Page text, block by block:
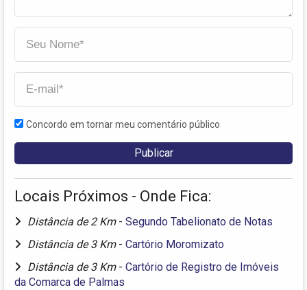
Concordo em tornar meu comentário público
Locais Próximos - Onde Fica:
Distância de 2 Km - Segundo Tabelionato de Notas
Distância de 3 Km - Cartório Moromizato
Distância de 3 Km - Cartório de Registro de Imóveis
da Comarca de Palmas